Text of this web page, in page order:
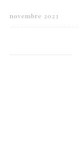
novembre 2023